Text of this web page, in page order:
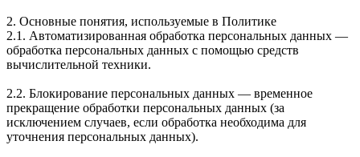
2. Основные понятия, используемые в Политике
2.1. Автоматизированная обработка персональных данных —
обработка персональных данных с помощью средств
вычислительной техники.
2.2. Блокирование персональных данных — временное
прекращение обработки персональных данных (за
исключением случаев, если обработка необходима для
уточнения персональных данных).